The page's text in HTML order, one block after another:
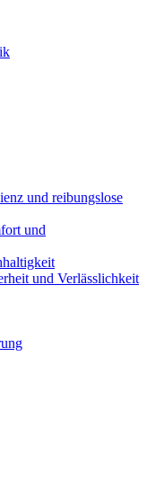
und reibungslose
und
und Verlässlichkeit